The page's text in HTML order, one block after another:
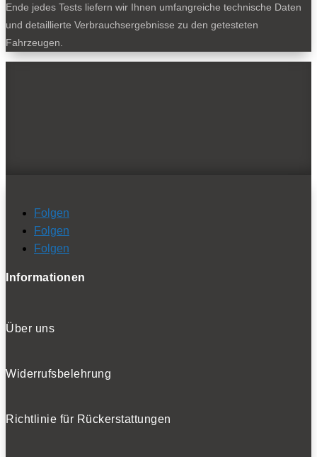
Ende jedes Tests liefern wir Ihnen umfangreiche technische Daten
und detaillierte Verbrauchsergebnisse zu den getesteten
Fahrzeugen.
Folgen
Folgen
Folgen
Informationen
Über uns
Widerrufsbelehrung
Richtlinie für Rückerstattungen